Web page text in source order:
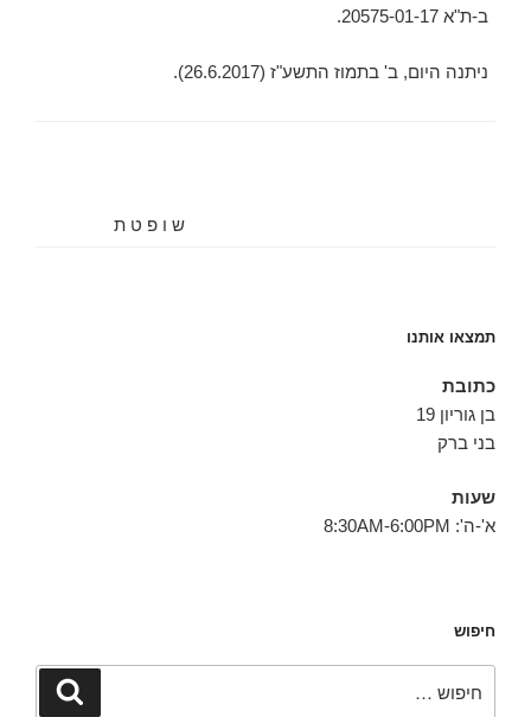
ב-ת"א 20575-01-17.
ניתנה היום, ‏ב' בתמוז התשע"ז (‏26.6.2017).
ש ו פ ט ת
תמצאו אותנו
כתובת
בן גוריון 19
בני ברק
שעות
א'-ה': 8:30AM-6:00PM
חיפוש
חיפוש